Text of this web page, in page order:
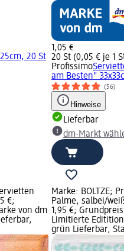
20 St
1,05 €
20 St (0,05 € je 1
Profissimo
am Besten"
(56)
Hinweise
Lieferbar
dm-Markt
€;
von dm
Marke: BOLTZE;
Palme, salbei/
1,95 €;
Limitierte
grün Lieferbar,